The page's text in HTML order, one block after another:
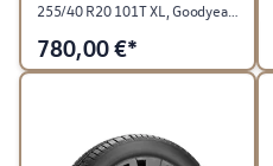
255/40 R20 101T XL, Goodyear Ultra Grip Performance 3, Seoul, Dark Graphite Matt, Hinterachse, links
780,00€*